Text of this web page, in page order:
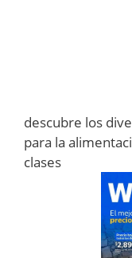
descubre los
para la
clases